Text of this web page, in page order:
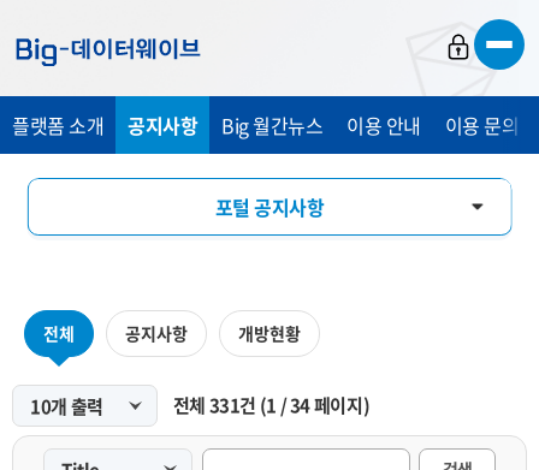
가
기
가
기
가
기
플랫폼 소개 공지사항 Big 월간뉴스 이용 안내 이용 문의
포털 공지사항
전체 공지사항 개방현황
전체331건 (1 /34페이지)